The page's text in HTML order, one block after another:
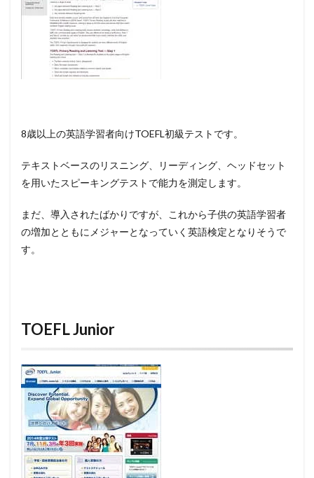
8歳以上の英語学習者向けTOEFL初級テストです。
テキストベースのリスニング、リーディング、ヘッドセット
を用いたスピーキングテストで能力を測定します。
まだ、導入されたばかりですが、これから子供の英語学習者
の増加とともにメジャーとなっていく英語検定となりそうで
す。
TOEFL Junior